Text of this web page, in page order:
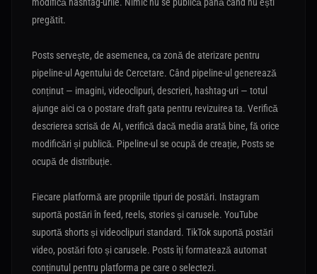
pregătit.
Posts servește, de asemenea, ca zonă de aterizare pentru
pipeline-ul Agentului de Cercetare. Când pipeline-ul generează
conținut — imagini, videoclipuri, descrieri, hashtag-uri — totul
ajunge aici ca o postare draft gata pentru revizuirea ta. Verifică
descrierea scrisă de AI, verifică dacă media arată bine, fă orice
modificări și publică. Pipeline-ul se ocupă de creație, Posts se
ocupă de distribuție.
Fiecare platformă are propriile tipuri de postări. Instagram
suportă postări în feed, reels, stories și carusele. YouTube
suportă shorts și videoclipuri standard. TikTok suportă postări
video, postări foto și carusele. Posts îți formatează automat
conținutul pentru platforma pe care o selectezi.